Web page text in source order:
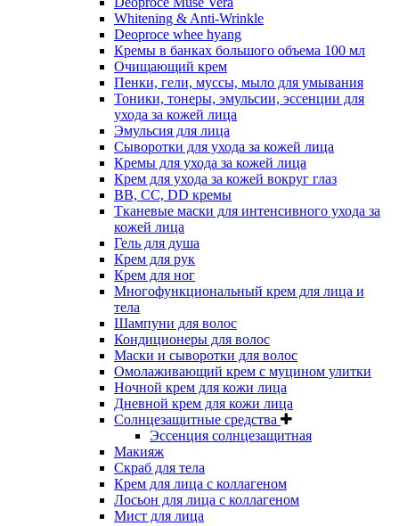
Whitening & Anti-Wrinkle
Deoproce whee hyang
Кремы в банках большого объема 100 мл
Очищающий крем
Пенки, гели, муссы, мыло для умывания
Тоники, тонеры, эмульсии, эссенции для
ухода за кожей лица
Эмульсия для лица
Сыворотки для ухода за кожей лица
Кремы для ухода за кожей лица
Крем для ухода за кожей вокруг глаз
BB, CC, DD кремы
Тканевые маски для интенсивного ухода за
кожей лица
Гель для душа
Крем для рук
Крем для ног
Многофункциональный крем для лица и
тела
Шампуни для волос
Кондиционеры для волос
Маски и сыворотки для волос
Омолаживающий крем с муцином улитки
Ночной крем для кожи лица
Дневной крем для кожи лица
Солнцезащитные средства
Эссенция солнцезащитная
Макияж
Скраб для тела
Крем для лица с коллагеном
Лосьон для лица с коллагеном
Мист для лица